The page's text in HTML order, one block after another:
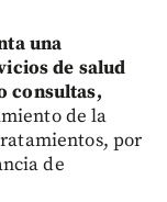
una
de salud
consultas,
de la
por
de